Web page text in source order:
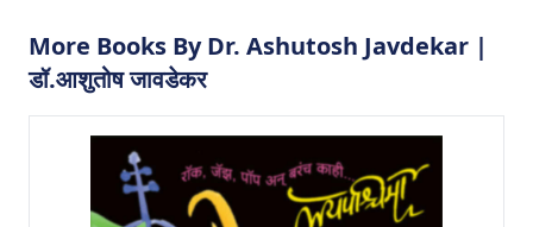
More Books By Dr. Ashutosh Javdekar |
डॉ.आशुतोष जावडेकर